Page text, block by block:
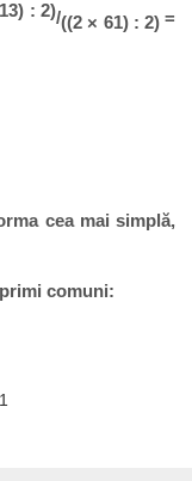
: 2)/((2 × 61) : 2) =
cea mai simplă,
comuni: